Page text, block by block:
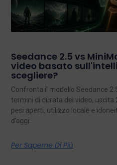
Seedance 2.5 vs
video basato
scegliere?
Confronta il modello Seedance
termini di durata dei video, uscita
pesi aperti, utilizzo locale e
d’oggi.
Per Saperne Di Più